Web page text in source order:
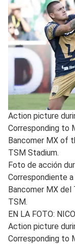
Action picture
Corresponding to
Bancomer MX of
TSM Stadium.
Foto de acción
Correspondiente
Bancomer MX del
TSM.
EN LA FOTO:
Action picture
Corresponding to